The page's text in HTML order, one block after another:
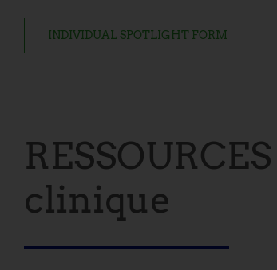
INDIVIDUAL SPOTLIGHT FORM
clinique